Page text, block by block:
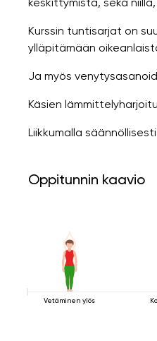
Kurssin tuntisarjat on
ylläpitämään
Ja myös
Käsien
Liikkumalla
Oppitunnin kaavio
Vetäminen ylös